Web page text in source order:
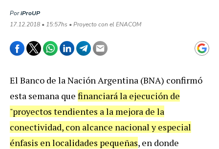
PoriProUP
17.12.2018 • 15:57hs • Proyecto con el ENACOM
El Banco de la Nación Argentina (BNA) confirmó
esta semana que financiará la ejecución de
"proyectos tendientes a la mejora de la
conectividad, con alcance nacional y especial
énfasis en localidades pequeñas, en donde